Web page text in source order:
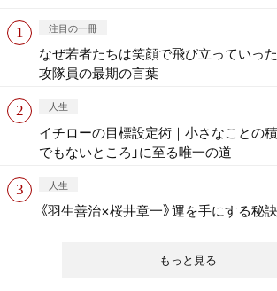
もっと見る
注目の一冊
なぜ若者たちは笑顔で飛び立ってい
攻隊員の最期の言葉
人生
イチローの目標設定術｜小さなことの
でもないところ」に至る唯一の道
人生
《羽生善治×桜井章一》運を手にする秘訣